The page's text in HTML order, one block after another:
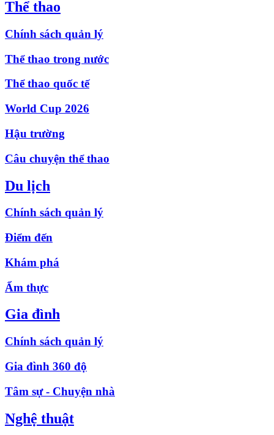
Thể thao
Chính sách quản lý
Thể thao trong nước
Thể thao quốc tế
World Cup 2026
Hậu trường
Câu chuyện thể thao
Du lịch
Chính sách quản lý
Điểm đến
Khám phá
Ẩm thực
Gia đình
Chính sách quản lý
Gia đình 360 độ
Tâm sự - Chuyện nhà
Nghệ thuật